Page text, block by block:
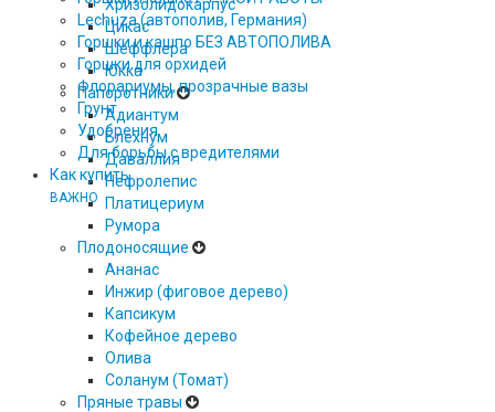
Lechuza (автополив, Германия)
Горшки и кашпо БЕЗ АВТОПОЛИВА
Горшки для орхидей
Флорариумы, прозрачные вазы
Грунт
Удобрения
Для борьбы с вредителями
Как купить
ВАЖНО
Хризолидокарпус
Цикас
Шеффлера
Юкка
Папоротники
Адиантум
Блехнум
Даваллия
Нефролепис
Платицериум
Румора
Плодоносящие
Ананас
Инжир (фиговое дерево)
Капсикум
Кофейное дерево
Олива
Соланум (Томат)
Пряные травы